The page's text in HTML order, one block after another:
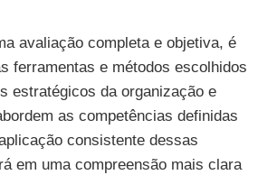
avaliação completa e objetiva, é
ferramentas e métodos escolhidos
estratégicos da organização e
as competências definidas
consistente dessas
em uma compreensão mais clara